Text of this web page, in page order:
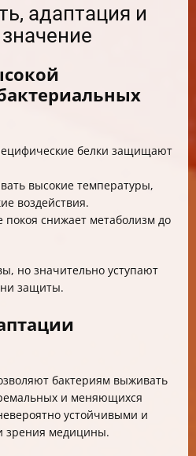
адаптация и
белки защищают
высокие температуры,
воздействия.
покоя снижает метаболизм до
но значительно уступают
защиты.
бактериям выживать
и меняющихся
устойчивыми и
зрения медицины.